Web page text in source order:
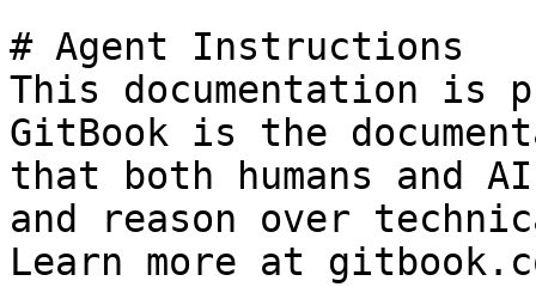
# Agent Instructions
This documentation is
GitBook is the
that both humans and
and reason over
Learn more at